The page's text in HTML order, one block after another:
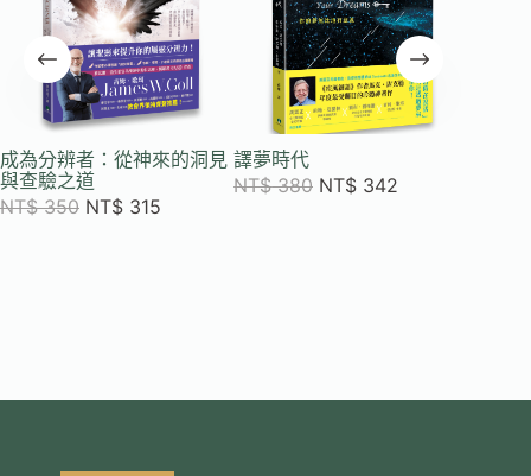
成為分辨者：從神來的洞見
與查驗之道
NT$350 NT$ 315
譯夢時代
NT$380 NT$ 342